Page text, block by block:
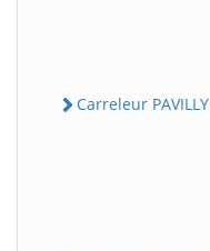
Carreleur PAVILLY